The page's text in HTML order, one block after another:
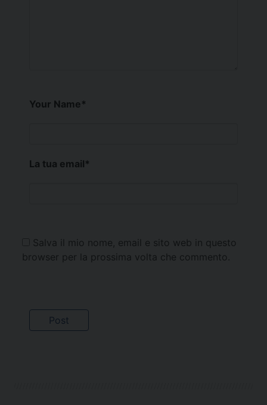
Your Name*
La tua email*
Salva il mio nome, email e sito web in questo
browser per la prossima volta che commento.